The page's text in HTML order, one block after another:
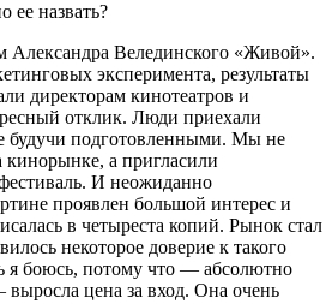
назвать?
Велединского «Живой».
эксперимента, результаты
директорам кинотеатров и
отклик. Люди приехали
будучи подготовленными. Мы не
а пригласили
И неожиданно
проявлен большой интерес и
в четыреста копий. Рынок стал
некоторое доверие к такого
я боюсь, потому что — абсолютно
цена за вход. Она очень